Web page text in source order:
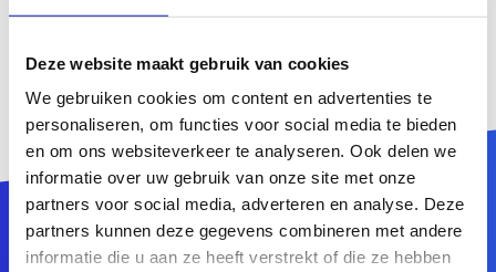
Deze website maakt gebruik van cookies
We gebruiken cookies om content en advertenties te
personaliseren, om functies voor social media te bieden
en om ons websiteverkeer te analyseren. Ook delen we
informatie over uw gebruik van onze site met onze
partners voor social media, adverteren en analyse. Deze
partners kunnen deze gegevens combineren met andere
informatie die u aan ze heeft verstrekt of die ze hebben